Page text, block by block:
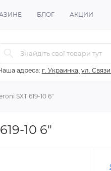
БЛОГ АКЦИИ
адреса: г. Украинка, ул.
SXT 619-10 6"
10 6"